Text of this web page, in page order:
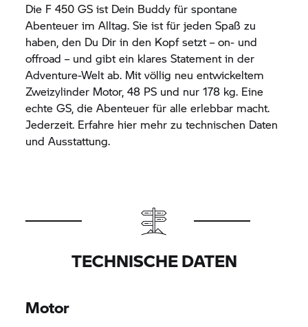
Die F 450 GS ist Dein Buddy für spontane
Abenteuer im Alltag. Sie ist für jeden Spaß zu
haben, den Du Dir in den Kopf setzt – on- und
offroad – und gibt ein klares Statement in der
Adventure-Welt ab. Mit völlig neu entwickeltem
Zweizylinder Motor, 48 PS und nur 178 kg. Eine
echte GS, die Abenteuer für alle erlebbar macht.
Jederzeit. Erfahre hier mehr zu technischen Daten
und Ausstattung.
TECHNISCHE DATEN
Motor